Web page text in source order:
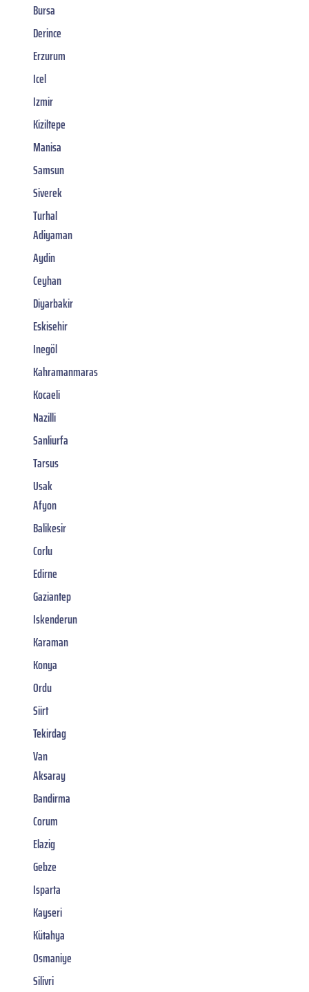
Bursa
Derince
Erzurum
Icel
Izmir
Kiziltepe
Manisa
Samsun
Siverek
Turhal
Adiyaman
Aydin
Ceyhan
Diyarbakir
Eskisehir
Inegöl
Kahramanmaras
Kocaeli
Nazilli
Sanliurfa
Tarsus
Usak
Afyon
Balikesir
Corlu
Edirne
Gaziantep
Iskenderun
Karaman
Konya
Ordu
Siirt
Tekirdag
Van
Aksaray
Bandirma
Corum
Elazig
Gebze
Isparta
Kayseri
Kütahya
Osmaniye
Silivri